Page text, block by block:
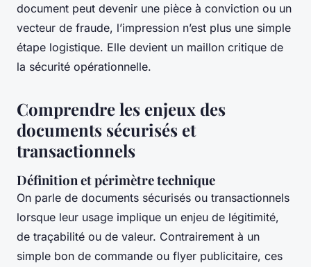
document peut devenir une pièce à conviction ou un
vecteur de fraude, l’impression n’est plus une simple
étape logistique. Elle devient un maillon critique de
la sécurité opérationnelle.
Comprendre les enjeux des
documents sécurisés et
transactionnels
Définition et périmètre technique
On parle de documents sécurisés ou transactionnels
lorsque leur usage implique un enjeu de légitimité,
de traçabilité ou de valeur. Contrairement à un
simple bon de commande ou flyer publicitaire, ces